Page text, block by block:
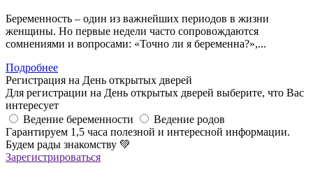
Беременность – один из важнейших периодов в жизни
женщины. Но первые недели часто сопровождаются
сомнениями и вопросами: «Точно ли я беременна?»,...
Подробнее
Регистрация на День открытых дверей
Для регистрации на День открытых дверей выберите, что Вас
интересует
Ведение беременности
Ведение родов
Гарантируем 1,5 часа полезной и интересной информации.
Будем рады знакомству 💚
Зарегистрироваться